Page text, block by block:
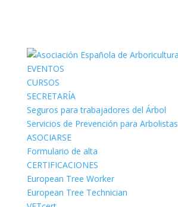
EVENTOS
CURSOS
SECRETARÍA
Seguros para trabajadores del Árbol
Servicios de Prevención para Arbolistas
ASOCIARSE
Formulario de alta
CERTIFICACIONES
European Tree Worker
European Tree Technician